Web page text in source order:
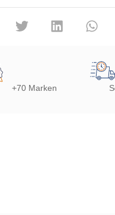
+70 Marken